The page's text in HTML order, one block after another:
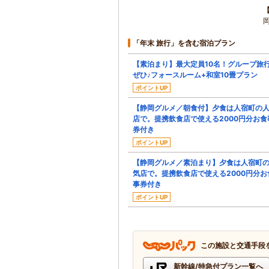
「年末 旅行」を含む宿泊プラン
【素泊まり】最大定員10名！グループ旅
ぜひ♪フォースルーム+和室10畳プラン
ポイントUP
【静岡グルメ／朝食付】夕食は人宿町の
店で。提携飲食店で使える2000円分お食
券付き
ポイントUP
【静岡グルメ／素泊まり】夕食は人宿町
気店で。提携飲食店で使える2000円分お
事券付き
ポイントUP
この施設と交通手段
新幹線/特急付プラン一覧へ